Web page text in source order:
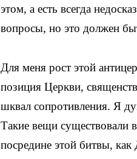
этом, а есть всегда
вопросы, но это должен
Для меня рост этой
позиция Церкви,
шквал сопротивления. Я
Такие вещи существовали
посредине этой битвы, как